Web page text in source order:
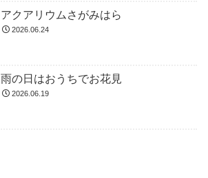
アクアリウムさがみはら
2026.06.24
雨の日はおうちでお花見
2026.06.19